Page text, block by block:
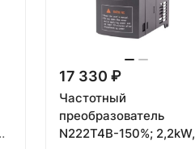
17 330 ₽
Частотный
преобразователь
N222T4B-150%; 2,2kW,